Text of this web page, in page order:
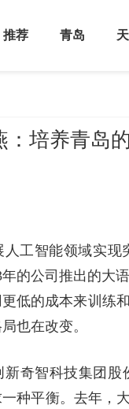
推荐 青岛
培养青岛
人工智能领域实
的公司推出的大
低的成本来训练
也在改变。
奇智科技集团
种平衡。去年，